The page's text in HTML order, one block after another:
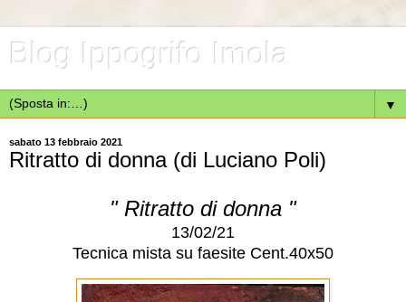
Blog Ippogrifo Imola
▼
sabato 13 febbraio 2021
Ritratto di donna (di Luciano Poli)
" Ritratto di donna "
13/02/21
Tecnica mista su faesite Cent.40x50